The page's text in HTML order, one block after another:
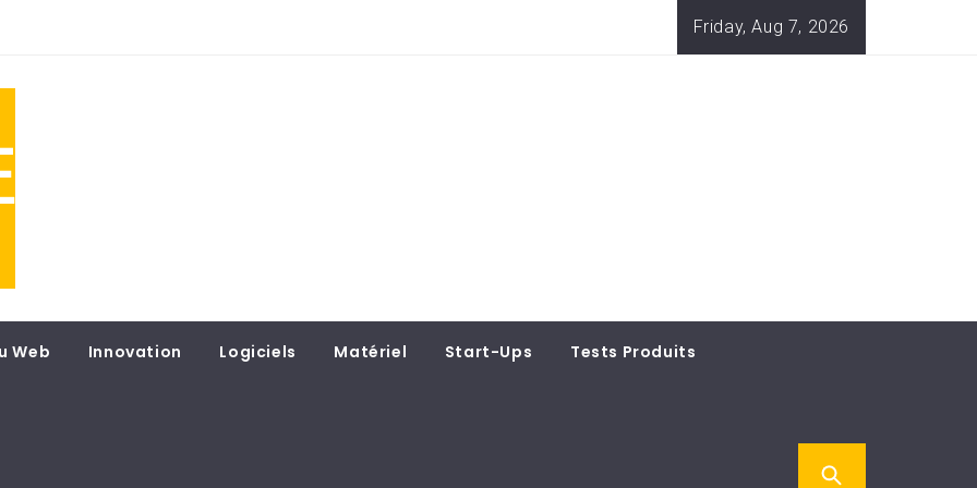
Friday, Aug 7, 2026
Web Innovation Logiciels Matériel Start-Ups Tests Produits